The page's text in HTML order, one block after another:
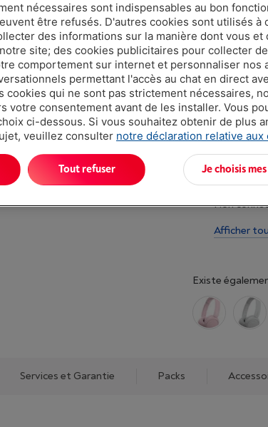
Atouts
Appairage
Autonomie
Non
Afficher
Existe
Services et Garantie Packs
nécessaires sont indispensables au bon
être refusés. D'autres cookies sont utilisés à
des informations sur la manière dont vous et
site; des cookies publicitaires pour collecter
comportement sur internet et personnaliser nos
permettant l'accès au chat en direct
cookies qui ne sont pas strictement nécessaires,
votre consentement avant de les installer. Vous
ci-dessous. Si vous souhaitez obtenir de plus
veuillez consulter notre déclaration relative aux
Je choisis
Tout refuser